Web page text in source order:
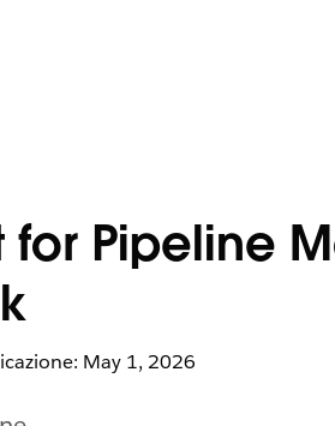
for Pipeline
May 1, 2026